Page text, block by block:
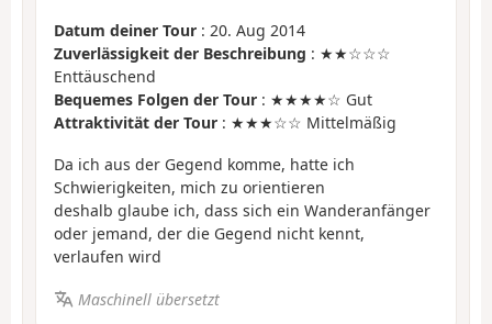
Datum deiner Tour : 20. Aug 2014
Zuverlässigkeit der Beschreibung : ★★☆☆☆
Enttäuschend
Bequemes Folgen der Tour : ★★★★☆ Gut
Attraktivität der Tour : ★★★☆☆ Mittelmäßig
Da ich aus der Gegend komme, hatte ich
Schwierigkeiten, mich zu orientieren
deshalb glaube ich, dass sich ein Wanderanfänger
oder jemand, der die Gegend nicht kennt,
verlaufen wird
Maschinell übersetzt